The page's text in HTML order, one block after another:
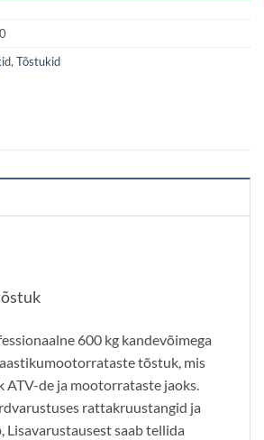
, Tõstukid
600 kg kandevõimega
tõstuk, mis
ATV-de ja mootorrataste jaoks.
rattakruustangid ja
Lisavarustausest saab tellida